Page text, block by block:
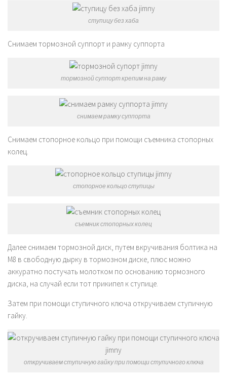
ступицу без хаба
Снимаем тормозной суппорт и рамку суппорта
тормозной суппорт крепим на раму
снимаем рамку суппорта
Снимаем стопорное кольцо при помощи съемника стопорных
колец.
стопорное кольцо ступицы
съемник стопорных колец
Далее снимаем тормозной диск, путем вкручивания болтика на
М8 в свободную дырку в тормозном диске, плюс можно
аккуратно постучать молотком по основанию тормозного
диска, на случай если тот прикипел к ступице.
Затем при помощи ступичного ключа откручиваем ступичную
гайку.
откручиваем ступичную гайку при помощи ступичного ключа